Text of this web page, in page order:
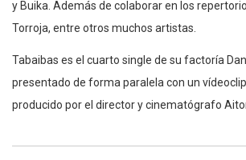
y Buika. Además de colaborar en los
Torroja, entre otros muchos artistas.
Tabaibas es el cuarto single de su factoría
presentado de forma paralela con un
producido por el director y cinematógrafo